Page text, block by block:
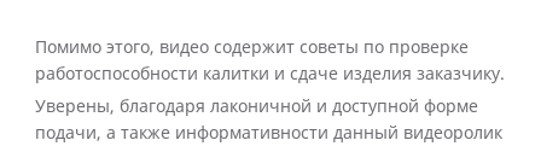
Помимо этого, видео содержит советы по проверке
работоспособности калитки и сдаче изделия заказчику.
Уверены, благодаря лаконичной и доступной форме
подачи, а также информативности данный видеоролик